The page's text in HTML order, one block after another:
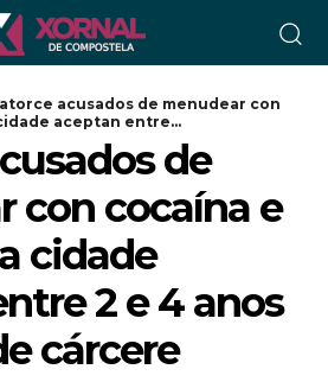
acusados de menudear con
aceptan entre...
de
con cocaína e
cidade
2 e 4 anos
cárcere